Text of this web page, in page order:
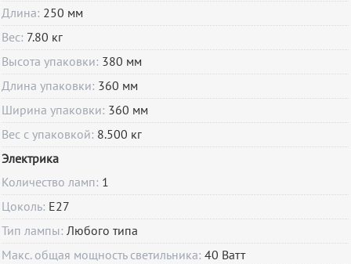
Длина: 250 мм
Вес: 7.80 кг
Высота упаковки: 380 мм
Длина упаковки: 360 мм
Ширина упаковки: 360 мм
Вес с упаковкой: 8.500 кг
Электрика
Количество ламп: 1
Цоколь: E27
Тип лампы:Любого типа
Макс. общая мощность светильника:40 Ватт